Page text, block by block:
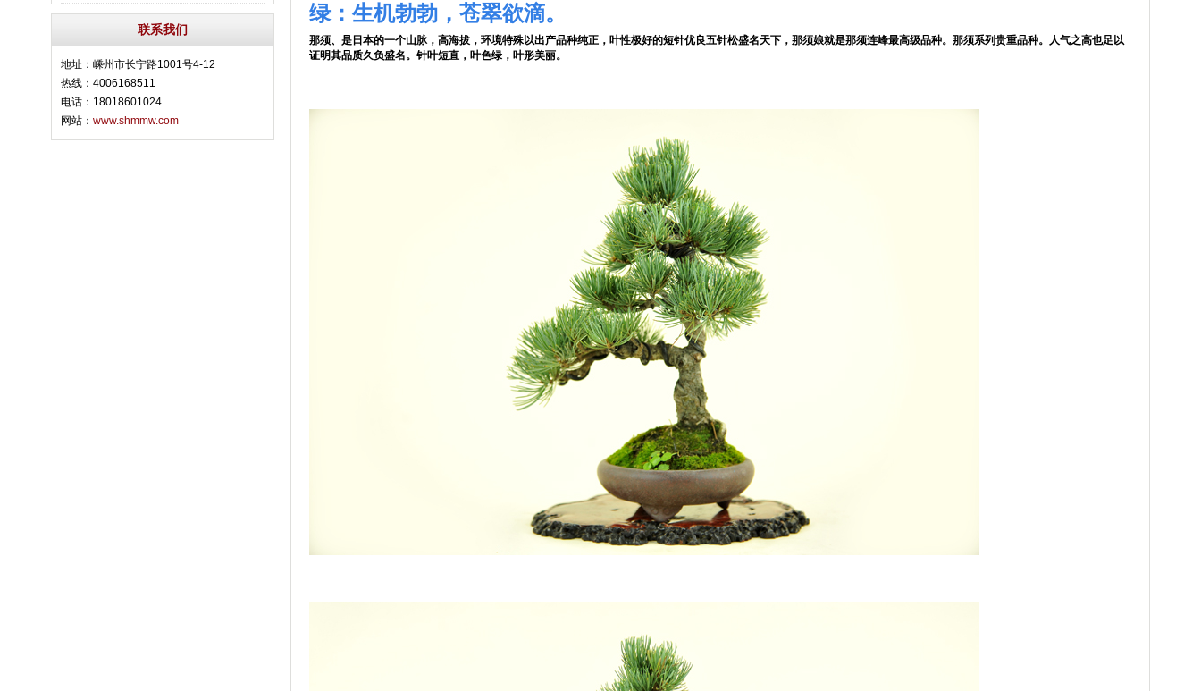
联系我们
地址：嵊州市长宁路1001号4-12
热线：4006168511
电话：18018601024
网站： www.shmmw.com
绿：生机勃勃，苍翠欲滴。
那须、是日本的一个山脉，高海拔，环境特殊以出产品种纯正，叶性极好的短针优良五针松盛名天下，那须娘就是那须连峰最高级品种。那须系列贵重品种。人气之高也足以
证明其品质久负盛名。针叶短直，叶色绿，叶形美丽。